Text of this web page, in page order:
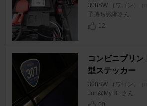
308SW （ワゴン）
子持ち戦隊さん
12
コンビニプリン
型ステッカー
308SW （ワゴン）
Jun@My B...さん
60